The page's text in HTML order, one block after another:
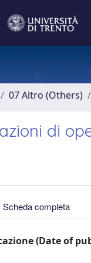
07 Altro (Others)
di
Scheda completa
(Date of